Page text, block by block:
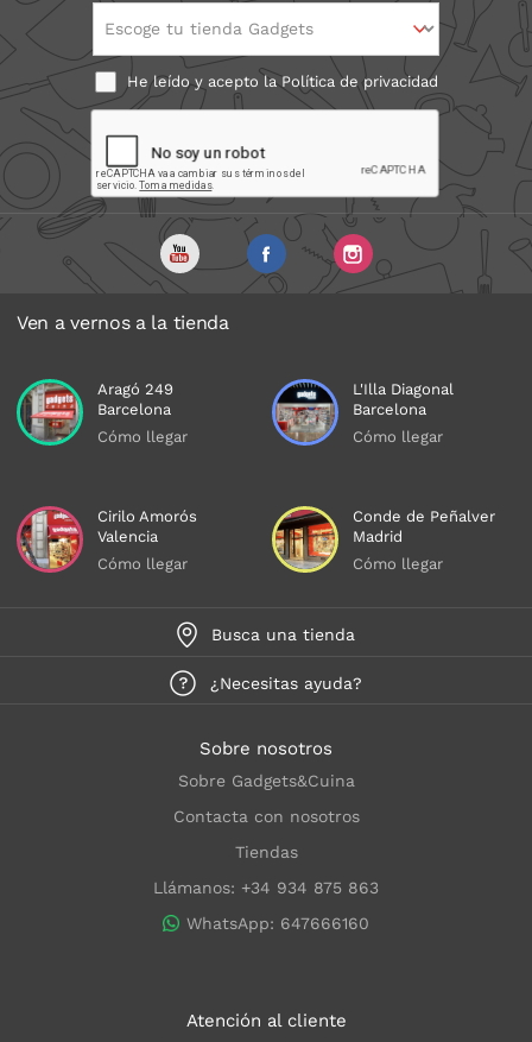
Escoge tu tienda Gadgets
He leído y acepto laPolítica de privacidad
Ven a vernos a la tienda
Aragó 249
Barcelona
Cómo llegar
L'Illa Diagonal
Barcelona
Cómo llegar
Cirilo Amorós
Valencia
Cómo llegar
Conde de Peñalver
Madrid
Cómo llegar
Busca una tienda
¿Necesitas ayuda?
Sobre nosotros
Sobre Gadgets&Cuina
Contacta con nosotros
Tiendas
Llámanos: +34 934 875 863
WhatsApp: 647666160
Atención al cliente